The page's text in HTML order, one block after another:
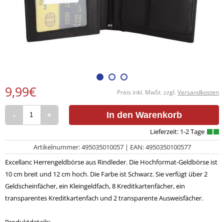
Preis inkl. MwSt. zzgl. Versandkosten
9,99€
- + In den Warenkorb
Artikelnummer: 495035010057 | EAN: 4950350100577
Excellanc Herrengeldbörse aus Rindleder. Die Hochformat-Geldbörse ist
10 cm breit und 12 cm hoch. Die Farbe ist Schwarz. Sie verfügt über 2
Geldscheinfächer, ein Kleingeldfach, 8 Kreditkartenfächer, ein
transparentes Kreditkartenfach und 2 transparente Ausweisfächer.